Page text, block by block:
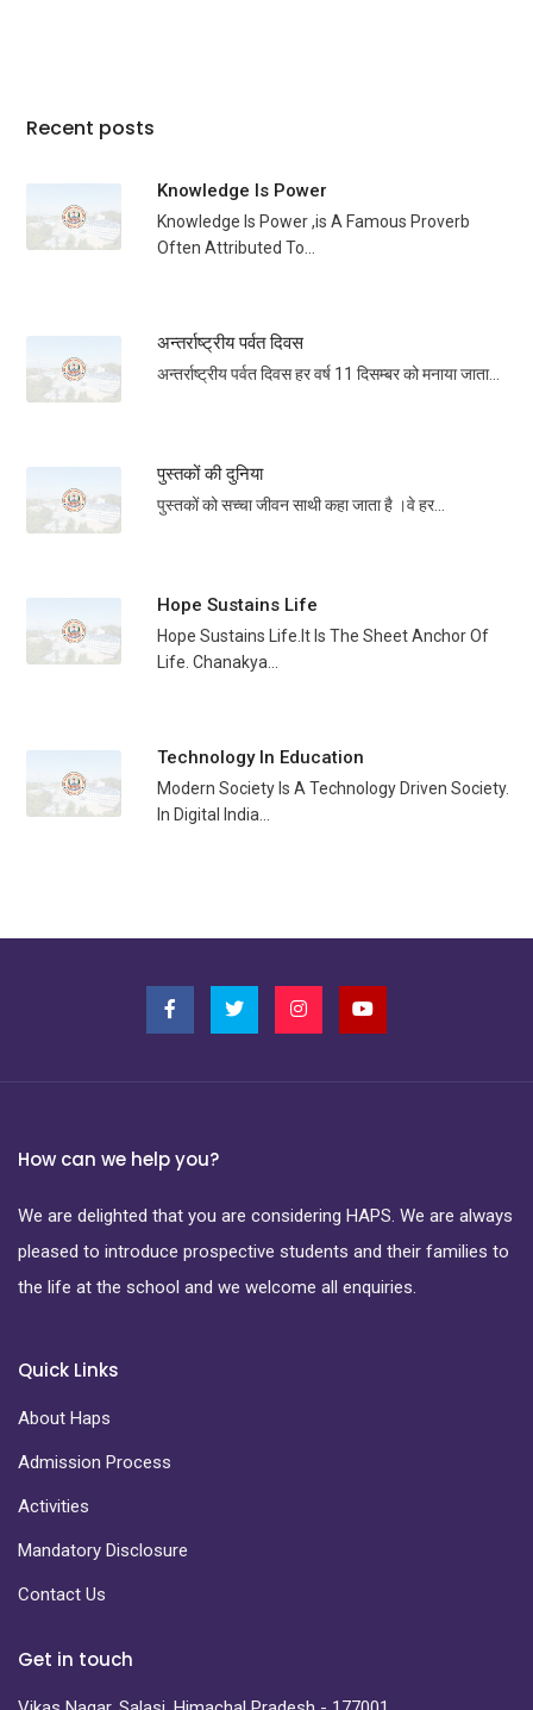
Recent posts
Knowledge Is Power
Knowledge Is Power ,is A Famous Proverb
Often Attributed To...
अन्तर्राष्ट्रीय पर्वत दिवस
अन्तर्राष्ट्रीय पर्वत दिवस हर वर्ष 11 दिसम्बर को मनाया जाता...
पुस्तकों की दुनिया
पुस्तकों को सच्चा जीवन साथी कहा जाता है ।वे हर...
Hope Sustains Life
Hope Sustains Life.It Is The Sheet Anchor Of
Life. Chanakya...
Technology In Education
Modern Society Is A Technology Driven Society.
In Digital India...
How can we help you?
We are delighted that you are considering HAPS. We are always
pleased to introduce prospective students and their families to
the life at the school and we welcome all enquiries.
Quick Links
About Haps
Admission Process
Activities
Mandatory Disclosure
Contact Us
Get in touch